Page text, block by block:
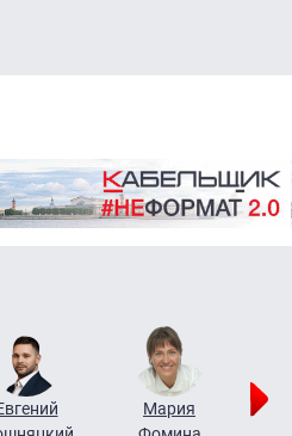
Мария